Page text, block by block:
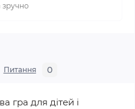
Питання 0
гра для дітей і